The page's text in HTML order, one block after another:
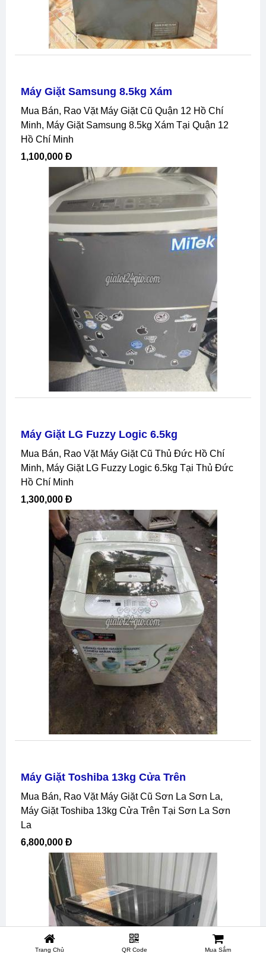
Máy Giặt Samsung 8.5kg Xám
Mua Bán, Rao Vặt Máy Giặt Cũ Quận 12 Hồ Chí
Minh, Máy Giặt Samsung 8.5kg Xám Tại Quận 12
Hồ Chí Minh
1,100,000 Đ
Máy Giặt LG Fuzzy Logic 6.5kg
Mua Bán, Rao Vặt Máy Giặt Cũ Thủ Đức Hồ Chí
Minh, Máy Giặt LG Fuzzy Logic 6.5kg Tại Thủ Đức
Hồ Chí Minh
1,300,000 Đ
Máy Giặt Toshiba 13kg Cửa Trên
Mua Bán, Rao Vặt Máy Giặt Cũ Sơn La Sơn La,
Máy Giặt Toshiba 13kg Cửa Trên Tại Sơn La Sơn
La
6,800,000 Đ
Trang Chủ QR Code Mua Sắm